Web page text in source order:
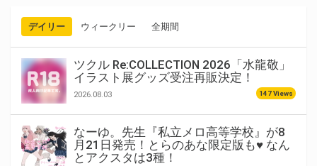
デイリー ウィークリー 全期間
ツクル Re:COLLECTION 2026「水龍敬」
イラスト展グッズ受注再販決定！
2026.08.03 147 Views
なーゆ。先生『私立メロ高等学校』が8
月21日発売！とらのあな限定版も♥ なん
とアクスタは3種！